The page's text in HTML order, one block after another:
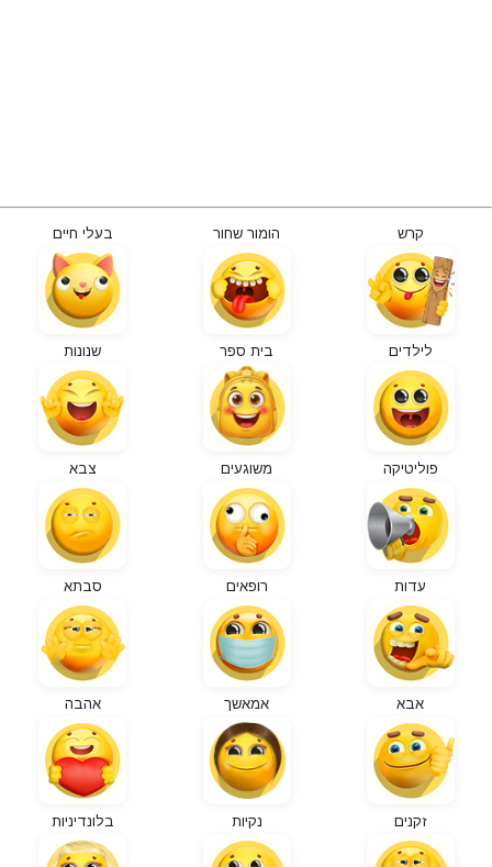
קרש הומור שחור בעלי חיים
לילדים בית ספר שנונות
פוליטיקה משוגעים צבא
עדות רופאים סבתא
אבא אמאשך אהבה
זקנים נקיות בלונדיניות